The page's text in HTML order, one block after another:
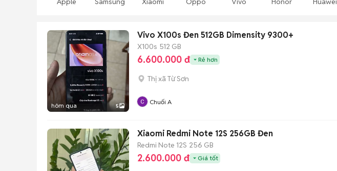
hôm qua 5
Vivo X100s Đen 512GB Dimensity 9300+
X100s 512 GB
6.600.000 đ Rẻ hơn
Thị xã Từ Sơn
Chuối A
Xiaomi Redmi Note 12S 256GB Đen
Redmi Note 12S 256 GB
2.600.000 đ Giá tốt